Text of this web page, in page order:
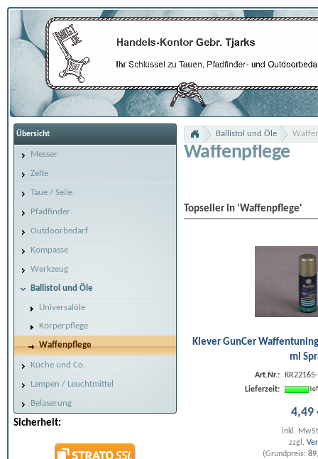
Übersicht
Messer
Zelte
Taue / Seile
Pfadfinder
Outdoorbedarf
Kompasse
Werkzeug
Ballistol und Öle
Universalöle
Körperpflege
Waffenpflege
Küche und Co.
Lampen / Leuchtmittel
Belaserung
Sicherheit:
Ballistol und Öle
Waffenpflege
Topseller in 'Waffenpflege'
Klever GunCer
ml
Art.Nr.:
Lieferzeit:
4,49
inkl.
zzgl.
(Grundpreis: